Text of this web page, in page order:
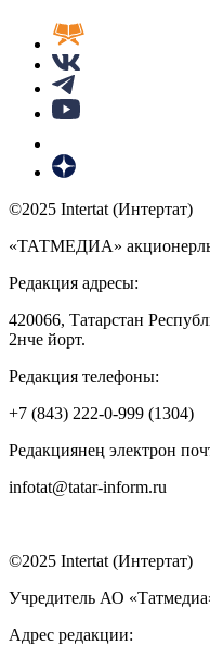
©2025 Intertat (Интертат)
«ТАТМЕДИА»
Редакция адресы:
420066, Татарстан
2нче йорт.
Редакция телефоны:
+7 (843) 222-0-999 (1304)
Редакциянең электрон
infotat@tatar-inform.ru
©2025 Intertat (Интертат)
Учредитель АО
Адрес редакции: